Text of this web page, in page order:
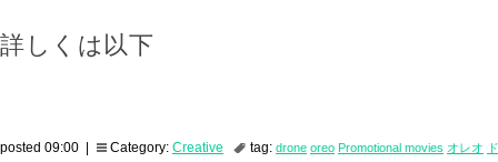
詳しくは以下
posted 09:00 | Category: Creative tag: drone oreo Promotional movies オレオ